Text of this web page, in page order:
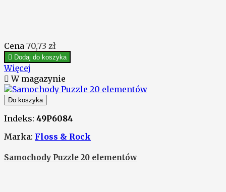
Cena 70,73 zł
 Dodaj do koszyka
Więcej
 W magazynie
Do koszyka
Indeks: 49P6084
Marka: Floss & Rock
Samochody Puzzle 20 elementów